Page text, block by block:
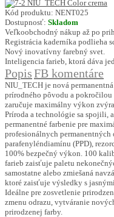
Kód produktu: NENT025
Dostupnosť: Skladom
Veľkoobchodný nákup až po
Registrácia kaderníka podlieha
Nový inovatívny farebný svet.
Inteligencia farieb, ktorá dáva
PopisFB komentáre
NIU_TECH je nová
prírodného pôvodu a
zaručuje maximálny výkon
Príroda a technológie sa spojili,
permanentné farbenie pre
profesionálnych
parafenyléndiamínu (PPD),
100% bezpečný výkon. 100
farieb zaisťuje paletu
samostatne alebo zmiešaná
ktoré zaisťuje výsledky s
Ideálne pre zosvetlenie
zmenu odrazu, vytváranie
prirodzenej farby.